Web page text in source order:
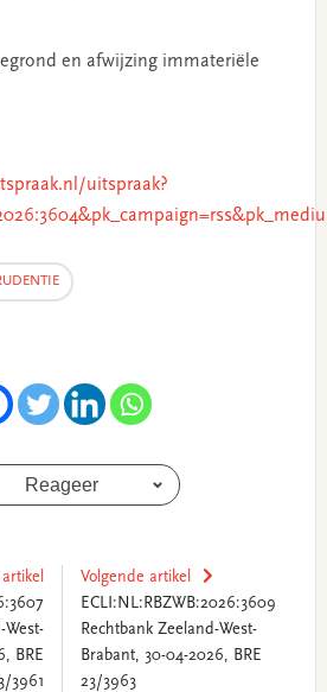
en afwijzing immateriële
uitspraak?
Reageer
artikel
West-
BRE
3961
Volgende artikel
ECLI:NL:RBZWB:2026:3609
Rechtbank Zeeland-West-
Brabant, 30-04-2026, BRE
23/3963